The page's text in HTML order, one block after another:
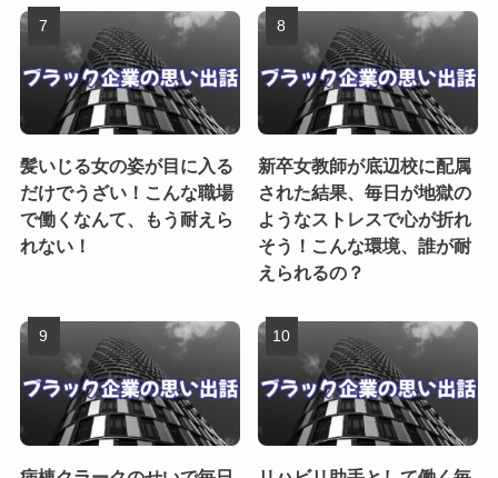
髪いじる女の姿が目に入る
だけでうざい！こんな職場
で働くなんて、もう耐えら
れない！
新卒女教師が底辺校に配属
された結果、毎日が地獄の
ようなストレスで心が折れ
そう！こんな環境、誰が耐
えられるの？